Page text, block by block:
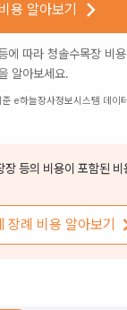
용 알아보기
에 따라 청솔수목장 비
알아보세요.
e하늘장사정보시스템 데이
등의 비용이 포함된
장례 비용 알아보기